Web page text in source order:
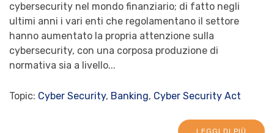
cybersecurity nel mondo finanziario; di fatto negli
ultimi anni i vari enti che regolamentano il settore
hanno aumentato la propria attenzione sulla
cybersecurity, con una corposa produzione di
normativa sia a livello...
Topic: Cyber Security, Banking, Cyber Security Act